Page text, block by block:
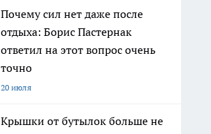
Почему сил нет даже после
отдыха: Борис Пастернак
ответил на этот вопрос очень
точно
20 июля
Крышки от бутылок больше не